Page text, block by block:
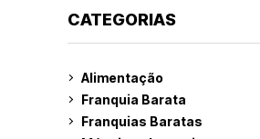
CATEGORIAS
Alimentação
Franquia Barata
Franquias Baratas